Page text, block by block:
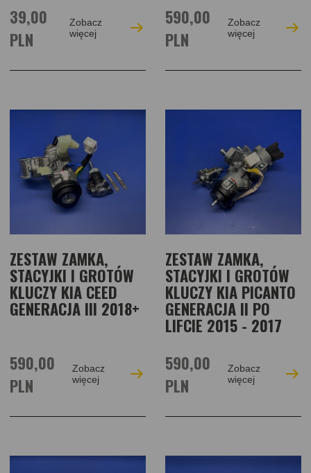
39,00
PLN
Zobacz
więcej
590,00
PLN
Zobacz
więcej
ZESTAW ZAMKA,
STACYJKI I GROTÓW
KLUCZY KIA CEED
GENERACJA III 2018+
590,00
PLN
Zobacz
więcej
ZESTAW ZAMKA,
STACYJKI I GROTÓW
KLUCZY KIA PICANTO
GENERACJA II PO
LIFCIE 2015 - 2017
590,00
PLN
Zobacz
więcej